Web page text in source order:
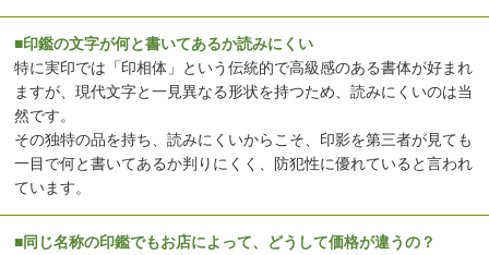
■印鑑の文字が何と書いてあるか読みにくい
特に実印では「印相体」という伝統的で高級感のある書体が好まれ
ますが、現代文字と一見異なる形状を持つため、読みにくいのは当
然です。
その独特の品を持ち、読みにくいからこそ、印影を第三者が見ても
一目で何と書いてあるか判りにくく、防犯性に優れていると言われ
ています。
■同じ名称の印鑑でもお店によって、どうして価格が違うの？